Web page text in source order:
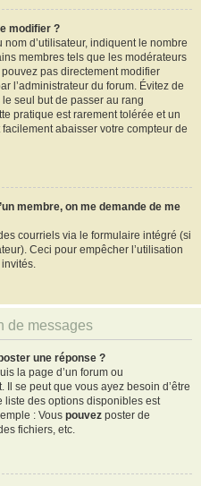
modifier ?
d’utilisateur, indiquent le nombre
membres tels que les modérateurs
pas directement modifier
l’administrateur du forum. Évitez de
seul but de passer au rang
pratique est rarement tolérée et un
abaisser votre compteur de
membre, on me demande de me
courriels via le formulaire intégré (si
Ceci pour empêcher l’utilisation
de messages
une réponse ?
la page d’un forum ou
se peut que vous ayez besoin d’être
liste des options disponibles est
: Vous pouvez poster de
fichiers, etc.